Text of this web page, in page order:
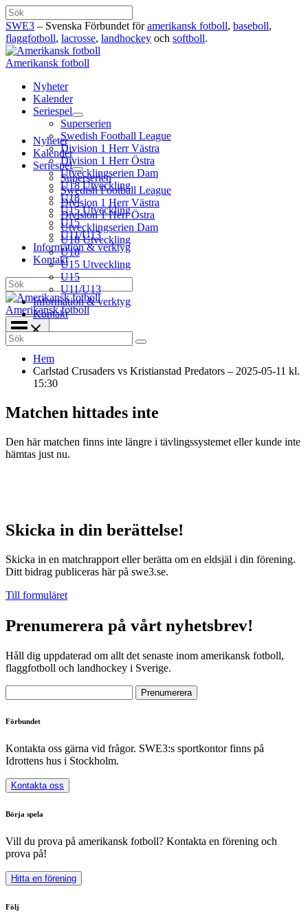
Hoppa
till
innehåll
Sök
SWE3 – Svenska Förbundet föramerikansk fotboll, baseboll,
flaggfotboll, lacrosse, landhockey och softboll.
Amerikansk fotboll
Nyheter
Kalender
Seriespel
Superserien
Swedish Football League
Division 1 Herr Västra
Division 1 Herr Östra
Utvecklingserien Dam
U18 Utveckling
U18
U15 Utveckling
U15
U11/U13
Information & verktyg
Kontakt
Sök
Amerikansk fotboll
Nyheter
Kalender
Seriespel
Superserien
Swedish Football League
Division 1 Herr Västra
Division 1 Herr Östra
Utvecklingserien Dam
U18 Utveckling
U18
U15 Utveckling
U15
U11/U13
Information & verktyg
Kontakt
Search
for:
Hem
Carlstad Crusaders vs Kristianstad Predators – 2025-05-11 kl.
15:30
Matchen hittades inte
Den här matchen finns inte längre i tävlingssystemet eller kunde inte
hämtas just nu.
Skicka in din berättelse!
Skicka in en matchrapport eller berätta om en eldsjäl i din förening.
Ditt bidrag publiceras här på swe3.se.
Till formuläret
Prenumerera på vårt nyhetsbrev!
Håll dig uppdaterad om allt det senaste inom amerikansk fotboll,
flaggfotboll och landhockey i Sverige.
Förbundet
Kontakta oss gärna vid frågor. SWE3:s sportkontor finns på
Idrottens hus i Stockholm.
Kontakta oss
Börja spela
Vill du prova på amerikansk fotboll? Kontakta en förening och
prova på!
Hitta en förening
Följ